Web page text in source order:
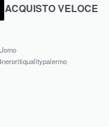
ACQUISTO VELOCE